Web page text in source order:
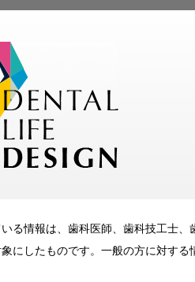
る情報は、歯科医師、歯科技工士、
にしたものです。一般の方に対する
インをもっと便利にご利用い
ト
ジンでお届け